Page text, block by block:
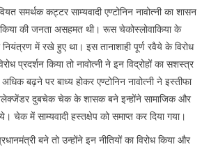
समर्थक कट्टर साम्यवादी एण्टोनिन नावोत्नी का शासन
की जनता असहमत थी। रूस चेकोस्लोवाकिया के
नियंत्रण में रखे हुए था। इस तानाशाही पूर्ण रवैये के विरोध
प्रदर्शन किया तो नावोत्नी ने इन विद्रोहों का सशस्त्र
बढ़ने पर बाध्य होकर एण्टोनिन नावोत्नी ने इस्तीफा
दुबचेक चेक के शासक बने इन्होंने सामाजिक और
चेक में साम्यवादी हस्तक्षेप को समाप्त कर दिया गया।
बने तो उन्होंने इन नीतियों का विरोध किया और